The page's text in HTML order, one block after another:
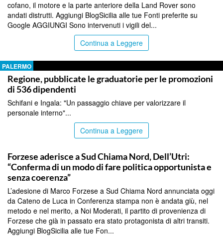
cofano, il motore e la parte anteriore della Land Rover sono
andati distrutti. Aggiungi BlogSicilia alle tue Fonti preferite su
Google AGGIUNGI Sono intervenuti i vigili del...
Continua a Leggere
PALERMO
Regione, pubblicate le graduatorie per le promozioni
di 536 dipendenti
Schifani e Ingala: "Un passaggio chiave per valorizzare il
personale interno"...
Continua a Leggere
Forzese aderisce a Sud Chiama Nord, Dell’Utri:
“Conferma di un modo di fare politica opportunista e
senza coerenza”
L’adesione di Marco Forzese a Sud Chiama Nord annunciata oggi
da Cateno de Luca in Conferenza stampa non è andata giù, nel
metodo e nel merito, a Noi Moderati, il partito di provenienza di
Forzese che già in passato era stato protagonista di altri transiti.
Aggiungi BlogSicilia alle tue Fon...